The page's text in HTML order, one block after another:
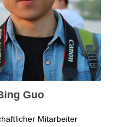
Guo
Mitarbeiter